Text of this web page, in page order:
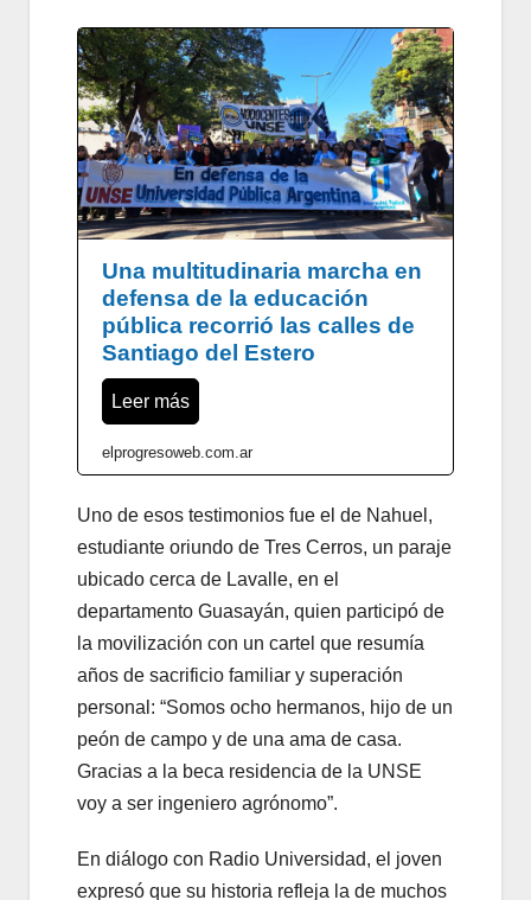
Una multitudinaria marcha en
defensa de la educación
pública recorrió las calles de
Santiago del Estero
Leer más
elprogresoweb.com.ar
Uno de esos testimonios fue el de Nahuel,
estudiante oriundo de Tres Cerros, un paraje
ubicado cerca de Lavalle, en el
departamento Guasayán, quien participó de
la movilización con un cartel que resumía
años de sacrificio familiar y superación
personal: “Somos ocho hermanos, hijo de un
peón de campo y de una ama de casa.
Gracias a la beca residencia de la UNSE
voy a ser ingeniero agrónomo”.
En diálogo con Radio Universidad, el joven
expresó que su historia refleja la de muchos